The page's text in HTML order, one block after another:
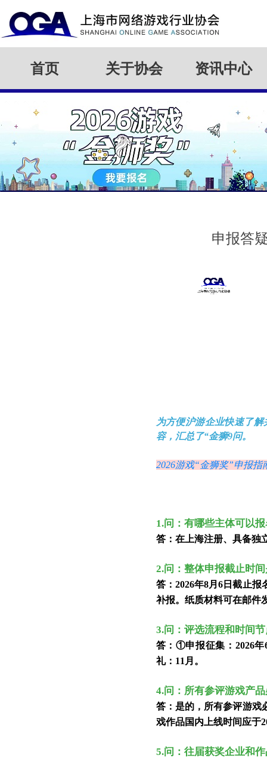
首页 关于协会 资讯中心
申报答
为方便沪游企业快速了解
容，汇总了“金狮9问。
2026游戏“金狮奖”申报指
1.问 ： 有哪些主体可以
答：在上海注册、具备独
2.问 ：整体申报截止时
答： 2026年8月6日截止报
补报。纸质材料可在邮件
3.问 ：评选流程和时间
答 ：①申报征集： 2026年
礼： 11月 。
4.问 ：所有参评游戏产
答：是的，所有参评游戏
戏作品国内上线时间应于
5.问 ：往届获奖企业和